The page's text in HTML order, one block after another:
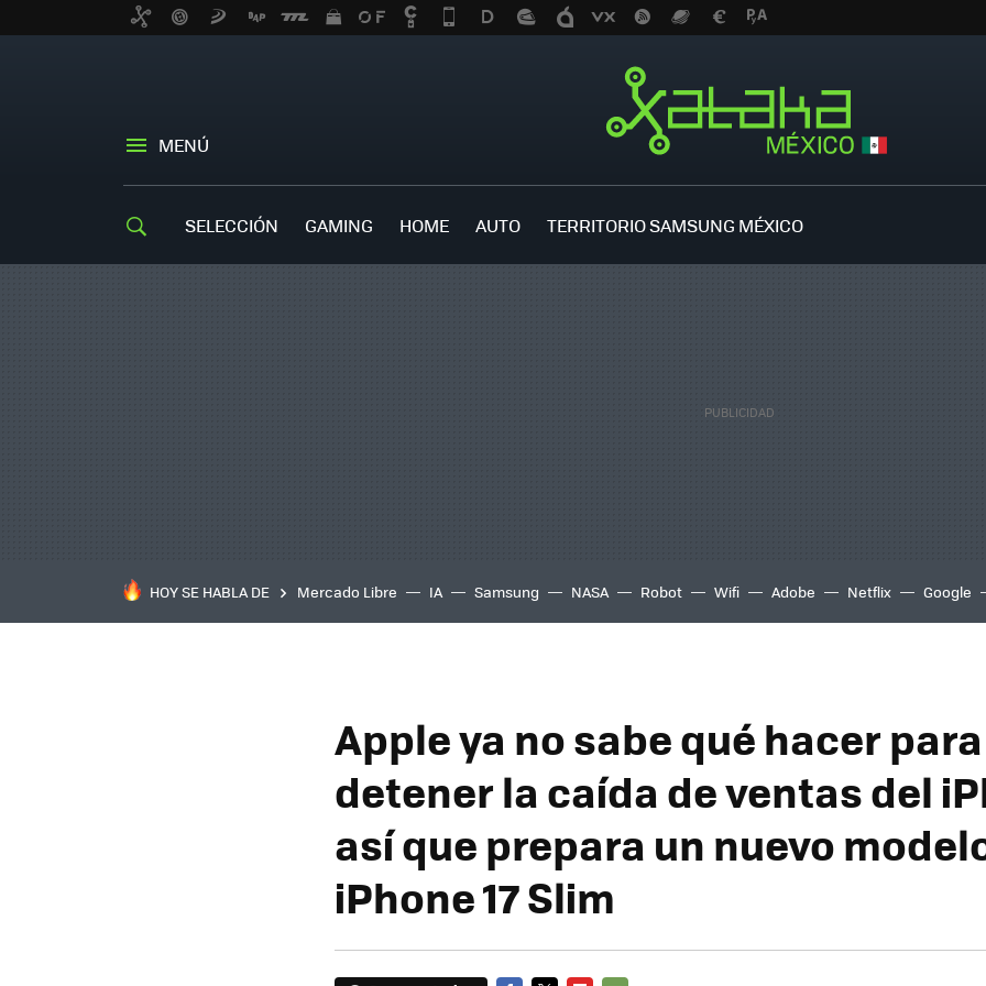
MENÚ
SELECCIÓN GAMING HOME AUTO TERRITORIO SAMSUNG MÉXICO
HOY SE HABLA DE Mercado Libre IA Samsung NASA Robot Wifi Adobe Netflix Google
Apple ya no sabe qué hacer para
detener la caída de ventas del
así que prepara un nuevo
iPhone 17 Slim